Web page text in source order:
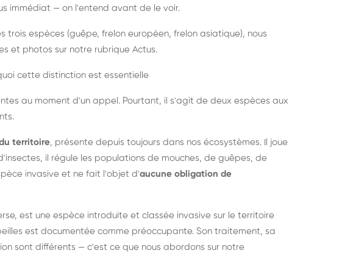
immédiat — on l'entend avant de le voir.
trois espèces (guêpe, frelon européen, frelon asiatique), nous
et photos sur notre rubrique Actus.
cette distinction est essentielle
au moment d'un appel. Pourtant, il s'agit de deux espèces aux
territoire, présente depuis toujours dans nos écosystèmes. Il joue
il régule les populations de mouches, de guêpes, de
invasive et ne fait l'objet d'aucune obligation de
est une espèce introduite et classée invasive sur le territoire
est documentée comme préoccupante. Son traitement, sa
sont différents — c'est ce que nous abordons sur notre